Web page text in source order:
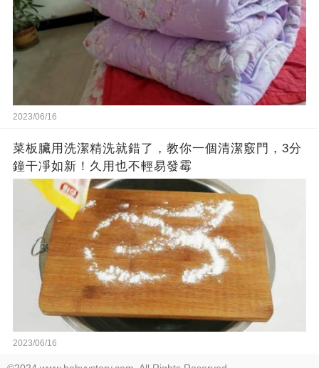
2023/06/16
菜板臟用洗潔精洗就錯了，教你一個清潔竅門，3分
鐘干凈如新！久用也不輕易發霉
2023/06/16